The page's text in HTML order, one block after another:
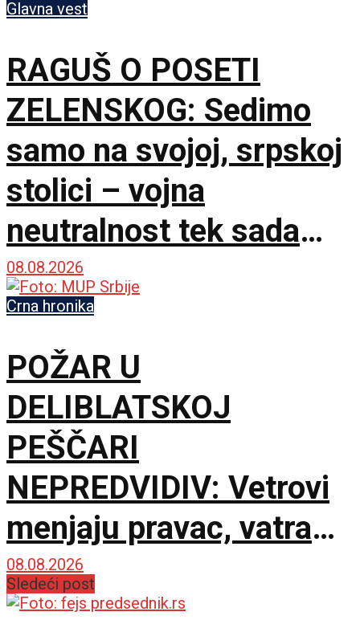
Glavna vest
RAGUŠ O POSETI
ZELENSKOG: Sedimo
samo na svojoj, srpskoj
stolici – vojna
neutralnost tek sada
dobija na značaju
08.08.2026
Crna hronika
POŽAR U
DELIBLATSKOJ
PEŠČARI
NEPREDVIDIV: Vetrovi
menjaju pravac, vatra
zahvatila oko 1.500
hektara
08.08.2026
Sledeći post